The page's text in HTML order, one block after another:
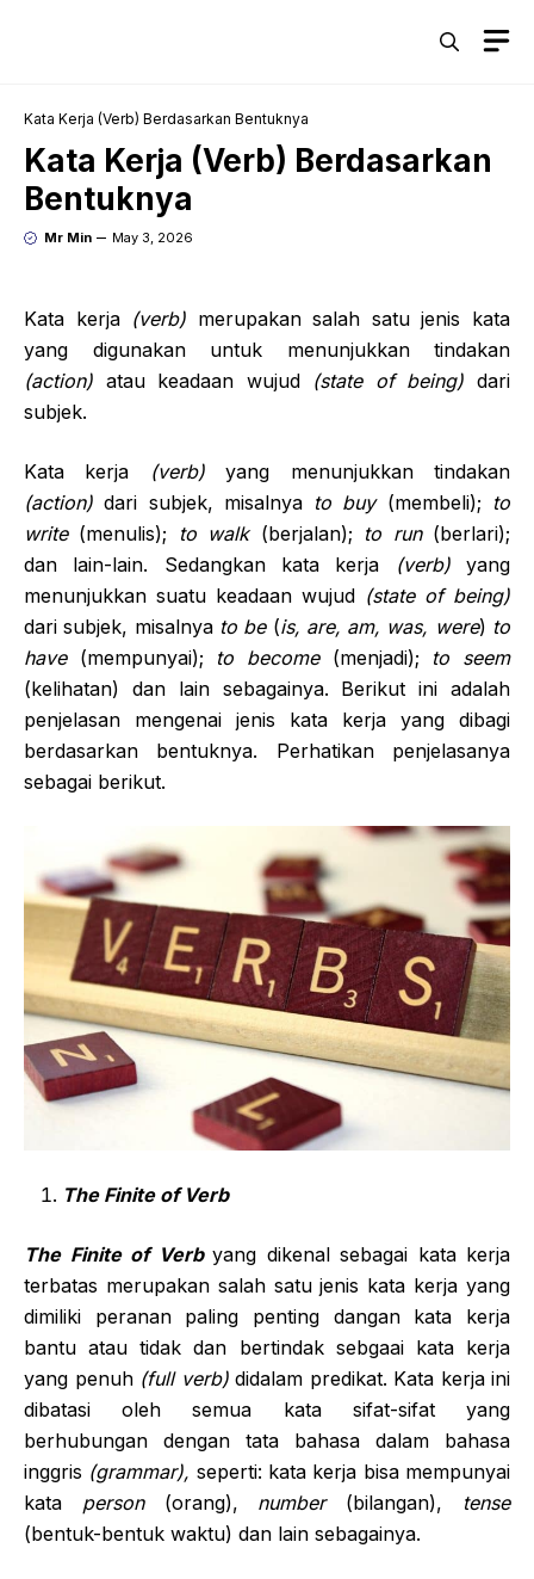
Kata Kerja (Verb) Berdasarkan Bentuknya
Kata Kerja (Verb) Berdasarkan
Bentuknya
Mr Min May 3, 2026
Kata kerja (verb) merupakan salah satu jenis kata
yang digunakan untuk menunjukkan tindakan
(action) atau keadaan wujud (state of being) dari
subjek.
Kata kerja (verb)yang menunjukkan tindakan
(action) dari subjek, misalnya to buy(membeli); to
write(menulis); to walk(berjalan); to run(berlari);
dan lain-lain. Sedangkan kata kerja (verb)yang
menunjukkan suatu keadaan wujud (state of being)
dari subjek, misalnyato be(is, are, am, was, were) to
have(mempunyai); to become(menjadi); to seem
(kelihatan) dan lain sebagainya. Berikut ini adalah
penjelasan mengenai jenis kata kerja yang dibagi
berdasarkan bentuknya. Perhatikan penjelasanya
sebagai berikut.
The Finite of Verb
The Finite of Verb yang dikenal sebagai kata kerja
terbatas merupakan salah satu jenis kata kerja yang
dimiliki peranan paling penting dangan kata kerja
bantu atau tidak dan bertindak sebgaai kata kerja
yang penuh (full verb)didalam predikat. Kata kerja ini
dibatasi oleh semua kata sifat-sifat yang
berhubungan dengan tata bahasa dalam bahasa
inggris (grammar), seperti: kata kerja bisa mempunyai
kata person(orang), number(bilangan), tense
(bentuk-bentuk waktu) dan lain sebagainya.